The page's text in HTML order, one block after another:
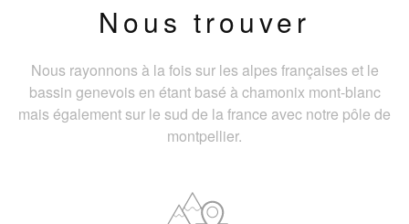
Nous trouver
Nous rayonnons à la fois sur les alpes françaises et le
bassin genevois en étant basé à chamonix mont-blanc
mais également sur le sud de la france avec notre pôle de
montpellier.